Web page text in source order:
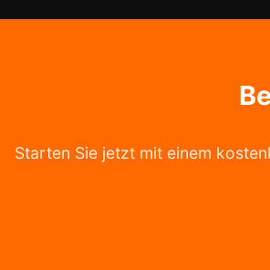
Starten Sie jetzt mit einem